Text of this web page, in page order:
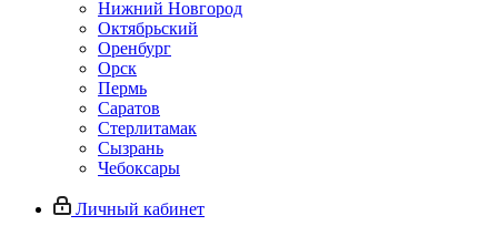
Нижний Новгород
Октябрьский
Оренбург
Орск
Пермь
Саратов
Стерлитамак
Сызрань
Чебоксары
Личный кабинет